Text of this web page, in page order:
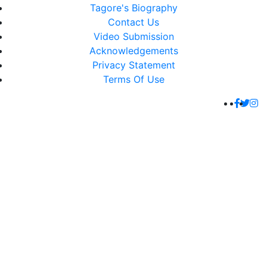
Tagore's Biography
Contact Us
Video Submission
Acknowledgements
Privacy Statement
Terms Of Use